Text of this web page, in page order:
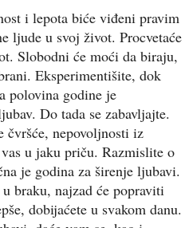
i lepota biće viđeni pravim
ljude u svoj život. Procvetaće
Slobodni će moći da biraju,
Eksperimentišite, dok
polovina godine je
Do tada se zabavljajte.
čvršće, nepovoljnosti iz
u jaku priču. Razmislite o
je godina za širenje ljubavi.
braku, najzad će popraviti
dobijaćete u svakom danu.